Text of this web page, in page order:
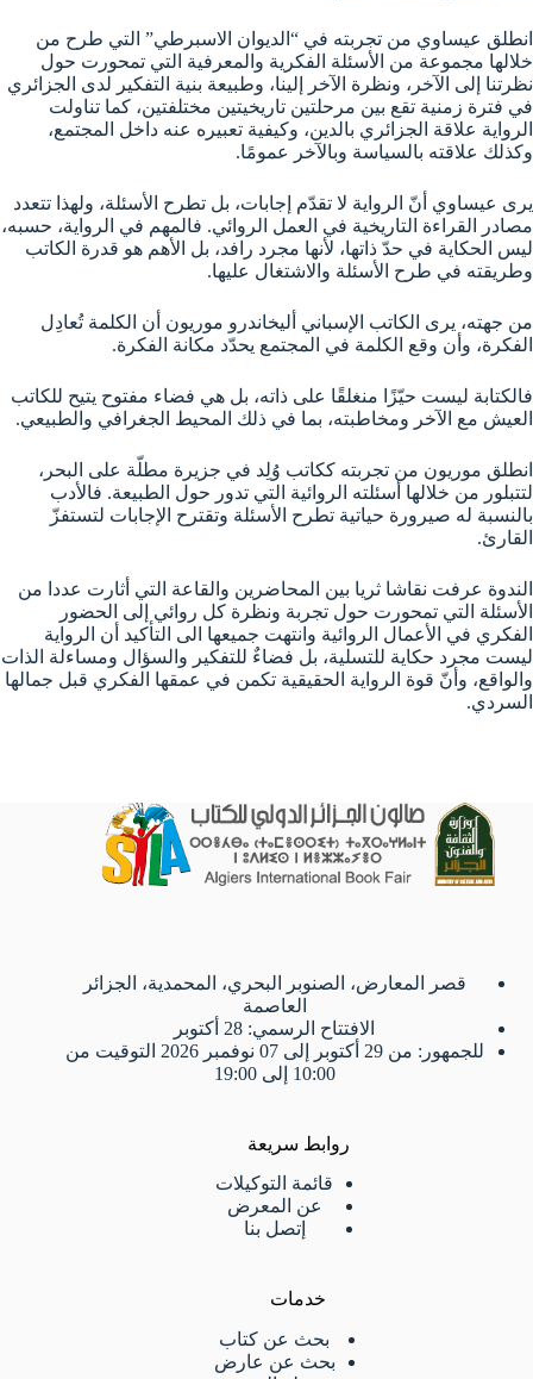
انطلق عيساوي من تجربته في “الديوان الاسبرطي” التي طرح من
خلالها مجموعة من الأسئلة الفكرية والمعرفية التي تمحورت حول
نظرتنا إلى الآخر، ونظرة الآخر إلينا، وطبيعة بنية التفكير لدى الجزائري
في فترة زمنية تقع بين مرحلتين تاريخيتين مختلفتين، كما تناولت
الرواية علاقة الجزائري بالدين، وكيفية تعبيره عنه داخل المجتمع،
وكذلك علاقته بالسياسة وبالآخر عمومًا.
يرى عيساوي أنّ الرواية لا تقدّم إجابات، بل تطرح الأسئلة، ولهذا تتعدد
مصادر القراءة التاريخية في العمل الروائي. فالمهم في الرواية، حسبه،
ليس الحكاية في حدّ ذاتها، لأنها مجرد رافد، بل الأهم هو قدرة الكاتب
وطريقته في طرح الأسئلة والاشتغال عليها.
من جهته، يرى الكاتب الإسباني أليخاندرو موريون أن الكلمة تُعادِل
الفكرة، وأن وقع الكلمة في المجتمع يحدّد مكانة الفكرة.
فالكتابة ليست حيّزًا منغلقًا على ذاته، بل هي فضاء مفتوح يتيح للكاتب
العيش مع الآخر ومخاطبته، بما في ذلك المحيط الجغرافي والطبيعي.
انطلق موريون من تجربته ككاتب وُلِد في جزيرة مطلّة على البحر،
لتتبلور من خلالها أسئلته الروائية التي تدور حول الطبيعة. فالأدب
بالنسبة له صيرورة حياتية تطرح الأسئلة وتقترح الإجابات لتستفزّ
القارئ.
الندوة عرفت نقاشا ثريا بين المحاضرين والقاعة التي أثارت عددا من
الأسئلة التي تمحورت حول تجربة ونظرة كل روائي إلى الحضور
الفكري في الأعمال الروائية وانتهت جميعها الى التأكيد أن الرواية
ليست مجرد حكاية للتسلية، بل فضاءٌ للتفكير والسؤال ومساءلة الذات
والواقع، وأنّ قوة الرواية الحقيقية تكمن في عمقها الفكري قبل جمالها
السردي.
قصر المعارض، الصنوبر البحري، المحمدية، الجزائر
العاصمة
الافتتاح الرسمي: 28 أكتوبر
للجمهور: من 29 أكتوبر إلى 07 نوفمبر 2026 التوقيت من
10:00 إلى 19:00
روابط سريعة
قائمة التوكيلات
عن المعرض
إتصل بنا
خدمات
بحث عن كتاب
بحث عن عارض